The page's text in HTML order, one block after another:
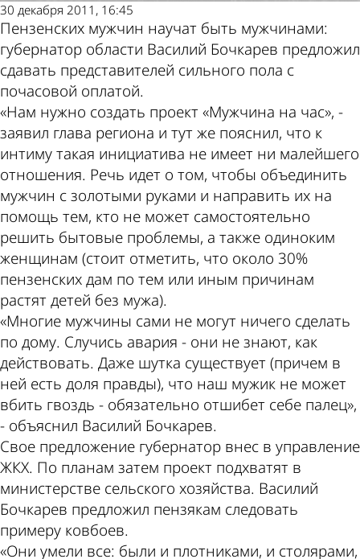
30 декабря 2011, 16:45
Пензенских мужчин научат быть мужчинами:
губернатор области Василий Бочкарев предложил
сдавать представителей сильного пола с
почасовой оплатой.
«Нам нужно создать проект «Мужчина на час», -
заявил глава региона и тут же пояснил, что к
интиму такая инициатива не имеет ни малейшего
отношения. Речь идет о том, чтобы объединить
мужчин с золотыми руками и направить их на
помощь тем, кто не может самостоятельно
решить бытовые проблемы, а также одиноким
женщинам (стоит отметить, что около 30%
пензенских дам по тем или иным причинам
растят детей без мужа).
«Многие мужчины сами не могут ничего сделать
по дому. Случись авария - они не знают, как
действовать. Даже шутка существует (причем в
ней есть доля правды), что наш мужик не может
вбить гвоздь - обязательно отшибет себе палец»,
- объяснил Василий Бочкарев.
Свое предложение губернатор внес в управление
ЖКХ. По планам затем проект подхватят в
министерстве сельского хозяйства. Василий
Бочкарев предложил пензякам следовать
примеру ковбоев.
«Они умели все: были и плотниками, и столярами,